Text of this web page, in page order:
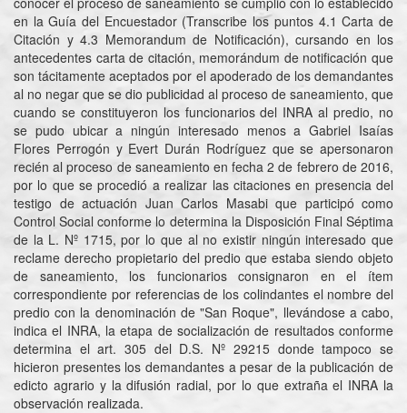
en la Guía del Encuestador (Transcribe los puntos 4.1 Carta de
Citación y 4.3 Memorandum de Notificación), cursando en los
antecedentes carta de citación, memorándum de notificación que
son tácitamente aceptados por el apoderado de los demandantes
al no negar que se dio publicidad al proceso de saneamiento, que
cuando se constituyeron los funcionarios del INRA al predio, no
se pudo ubicar a ningún interesado menos a Gabriel Isaías
Flores Perrogón y Evert Durán Rodríguez que se apersonaron
recién al proceso de saneamiento en fecha 2 de febrero de 2016,
por lo que se procedió a realizar las citaciones en presencia del
testigo de actuación Juan Carlos Masabi que participó como
Control Social conforme lo determina la Disposición Final Séptima
de la L. Nº 1715, por lo que al no existir ningún interesado que
reclame derecho propietario del predio que estaba siendo objeto
de saneamiento, los funcionarios consignaron en el ítem
correspondiente por referencias de los colindantes el nombre del
predio con la denominación de "San Roque", llevándose a cabo,
indica el INRA, la etapa de socialización de resultados conforme
determina el art. 305 del D.S. Nº 29215 donde tampoco se
hicieron presentes los demandantes a pesar de la publicación de
edicto agrario y la difusión radial, por lo que extraña el INRA la
observación realizada.